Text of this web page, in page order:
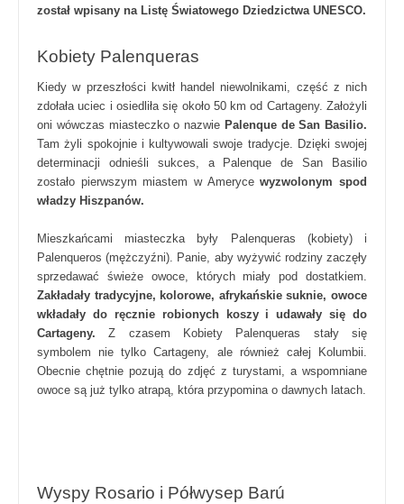
został wpisany na Listę Światowego Dziedzictwa UNESCO.
Kobiety Palenqueras
Kiedy w przeszłości kwitł handel niewolnikami, część z nich
zdołała uciec i osiedliła się około 50 km od Cartageny. Założyli
oni wówczas miasteczko o nazwie Palenque de San Basilio.
Tam żyli spokojnie i kultywowali swoje tradycje. Dzięki swojej
determinacji odnieśli sukces, a Palenque de San Basilio
zostało pierwszym miastem w Amerycewyzwolonym spod
władzy Hiszpanów.
Mieszkańcami miasteczka były Palenqueras (kobiety) i
Palenqueros (mężczyźni). Panie, aby wyżywić rodziny zaczęły
sprzedawać świeże owoce, których miały pod dostatkiem.
Zakładały tradycyjne, kolorowe, afrykańskie suknie, owoce
wkładały do ręcznie robionych koszy i udawały się do
Cartageny.Z czasem Kobiety Palenqueras stały się
symbolem nie tylko Cartageny, ale również całej Kolumbii.
Obecnie chętnie pozują do zdjęć z turystami, a wspomniane
owoce są już tylko atrapą, która przypomina o dawnych latach.
Wyspy Rosario i Półwysep Barú